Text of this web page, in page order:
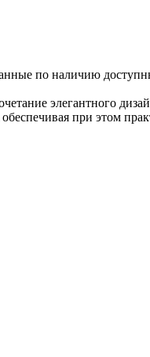
по наличию
элегантного
при этом